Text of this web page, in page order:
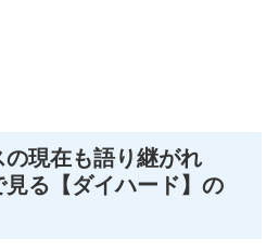
現在も語り継がれ
る【ダイハード】の